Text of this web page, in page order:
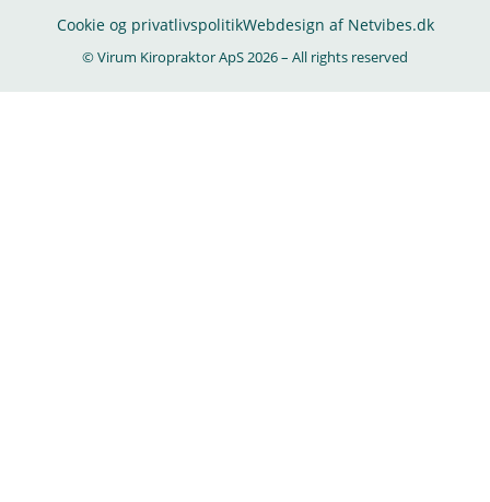
© Virum Kiropraktor ApS 2026 – All rights reserved
Cookie og privatlivspolitikWebdesign af Netvibes.dk